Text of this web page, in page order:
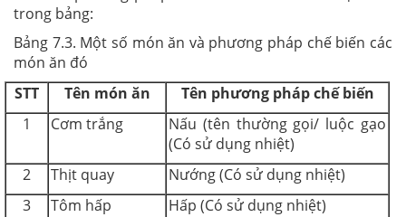
trong bảng:
Bảng 7.3. Một số món ăn và phương pháp chế biến các
món ăn đó
STT
Tên món ăn
Tên phương pháp chế biến
1
Cơm trắng
Nấu (tên thường gọi/ luộc gạo
(Có sử dụng nhiệt)
2
Thịt quay
Nướng (Có sử dụng nhiệt)
3
Tôm hấp
Hấp (Có sử dụng nhiệt)